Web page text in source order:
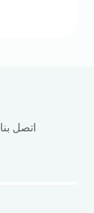
اتصل بنا